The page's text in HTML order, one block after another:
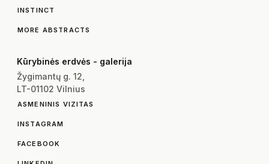
INSTINCT
MORE ABSTRACTS
Kūrybinės erdvės - galerija
Žygimantų g. 12,
LT-01102 Vilnius
ASMENINIS VIZITAS
INSTAGRAM
FACEBOOK